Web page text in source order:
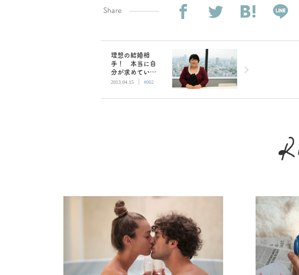
Share
理想の結婚相
手！ 本当に自
分が求めている
男性像とは…？
2013.04.15 | #002